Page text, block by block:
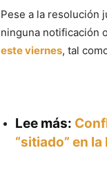
Pese a la resolución
ninguna notificación
este viernes, tal
Lee más:
“sitiado” en